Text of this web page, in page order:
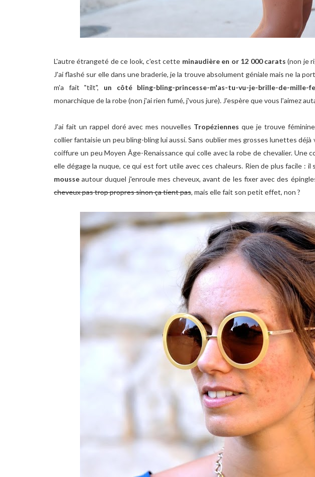
L'autre étrangeté de ce look, c'est cette minaudière en or 12 000 carats (non je
J'ai flashé sur elle dans une braderie, je la trouve absolument géniale mais ne la
m'a fait "tilt", un côté bling-bling-princesse-m'as-tu-vu-je-brille-de-mille-
monarchique de la robe (non j'ai rien fumé, j'vous jure). J'espère que vous l'aimez
J'ai fait un rappel doré avec mes nouvelles Tropéziennesque je trouve
collier fantaisie un peu bling-bling lui aussi. Sans oublier mes grosses lunettes déjà
coiffure un peu Moyen Âge-Renaissance qui colle avec la robe de chevalier. Une
elle dégage la nuque, ce qui est fort utile avec ces chaleurs. Rien de plus facile : il
mousseautour duquel j'enroule mes cheveux, avant de les fixer avec des
cheveux pas trop propres sinon ça tient pas, mais elle fait son petit effet, non ?